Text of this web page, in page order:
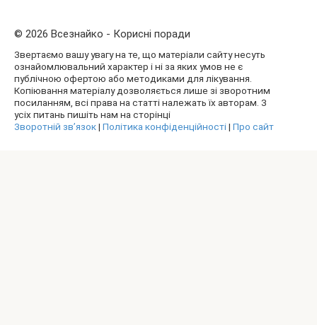
© 2026 Всезнайко - Корисні поради
Звертаємо вашу увагу на те, що матеріали сайту несуть
ознайомлювальний характер і ні за яких умов не є
публічною офертою або методиками для лікування.
Копіювання матеріалу дозволяється лише зі зворотним
посиланням, всі права на статті належать їх авторам. З
усіх питань пишіть нам на сторінці
Зворотній зв’язок| Політика конфіденційності| Про сайт